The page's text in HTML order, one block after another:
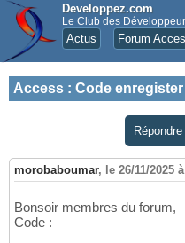
Developpez.com
Le Club des
Actus Forum
Access : Code
morobaboumar, le 26/11/2025
Bonsoir membres du forum,
Code :